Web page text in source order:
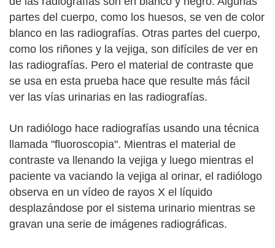
partes del cuerpo, como los huesos, se ven de color
blanco en las radiografías. Otras partes del cuerpo,
como los riñones y la vejiga, son difíciles de ver en
las radiografías. Pero el material de contraste que
se usa en esta prueba hace que resulte más fácil
ver las vías urinarias en las radiografías.
Un radiólogo hace radiografías usando una técnica
llamada "fluoroscopia". Mientras el material de
contraste va llenando la vejiga y luego mientras el
paciente va vaciando la vejiga al orinar, el radiólogo
observa en un vídeo de rayos X el líquido
desplazándose por el sistema urinario mientras se
gravan una serie de imágenes radiográficas.